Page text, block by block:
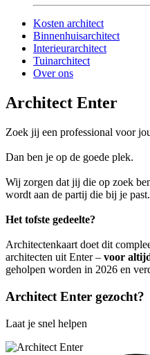
Kosten architect
Binnenhuisarchitect
Interieurarchitect
Tuinarchitect
Over ons
Architect Enter
Zoek jij een professional voor
Dan ben je op de goede plek.
Wij zorgen dat jij die op zoek
wordt aan de partij die bij je past.
Het tofste gedeelte?
Architectenkaart doet dit
architecten uit Enter – voor
geholpen worden in 2026 en
Architect Enter gezocht?
Laat je snel helpen